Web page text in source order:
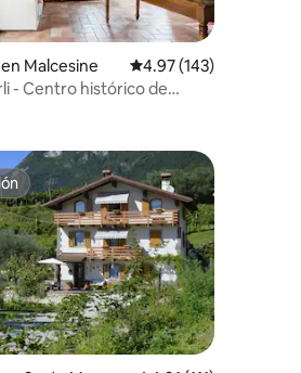
5, 263 reseñas
Malcesine Calificación promedio:
4.97 (143)
- Centro histórico de